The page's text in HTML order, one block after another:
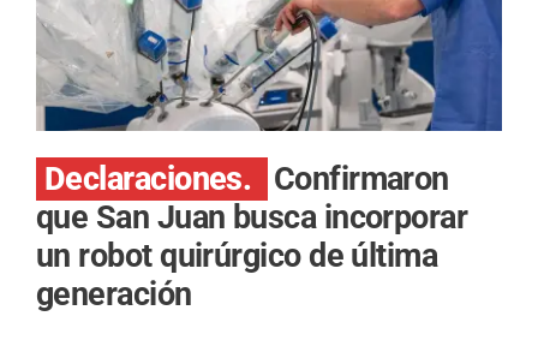
Declaraciones.
Confirmaron
que San Juan busca incorporar
un robot quirúrgico de última
generación